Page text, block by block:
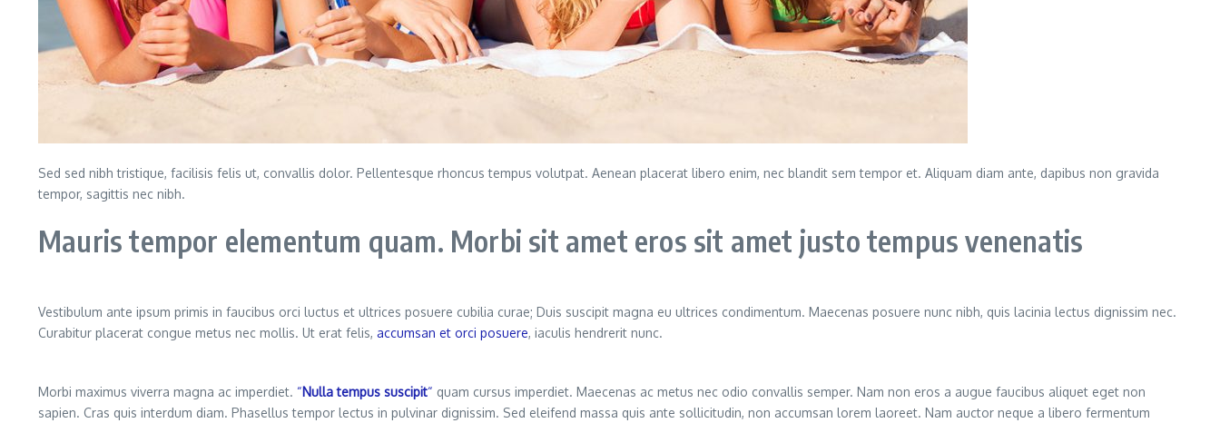
Sed sed nibh tristique, facilisis felis ut, convallis dolor. Pellentesque rhoncus tempus volutpat. Aenean placerat libero enim, nec blandit sem tempor et. Aliquam diam ante, dapibus non gravida
tempor, sagittis nec nibh.
Mauris tempor elementum quam. Morbi sit amet eros sit amet justo tempus venenatis
Vestibulum ante ipsum primis in faucibus orci luctus et ultrices posuere cubilia curae; Duis suscipit magna eu ultrices condimentum. Maecenas posuere nunc nibh, quis lacinia lectus dignissim nec.
Curabitur placerat congue metus nec mollis. Ut erat felis, accumsan et orci posuere, iaculis hendrerit nunc.
Morbi maximus viverra magna ac imperdiet. “Nulla tempus suscipit“ quam cursus imperdiet. Maecenas ac metus nec odio convallis semper. Nam non eros a augue faucibus aliquet eget non
sapien. Cras quis interdum diam. Phasellus tempor lectus in pulvinar dignissim. Sed eleifend massa quis ante sollicitudin, non accumsan lorem laoreet. Nam auctor neque a libero fermentum